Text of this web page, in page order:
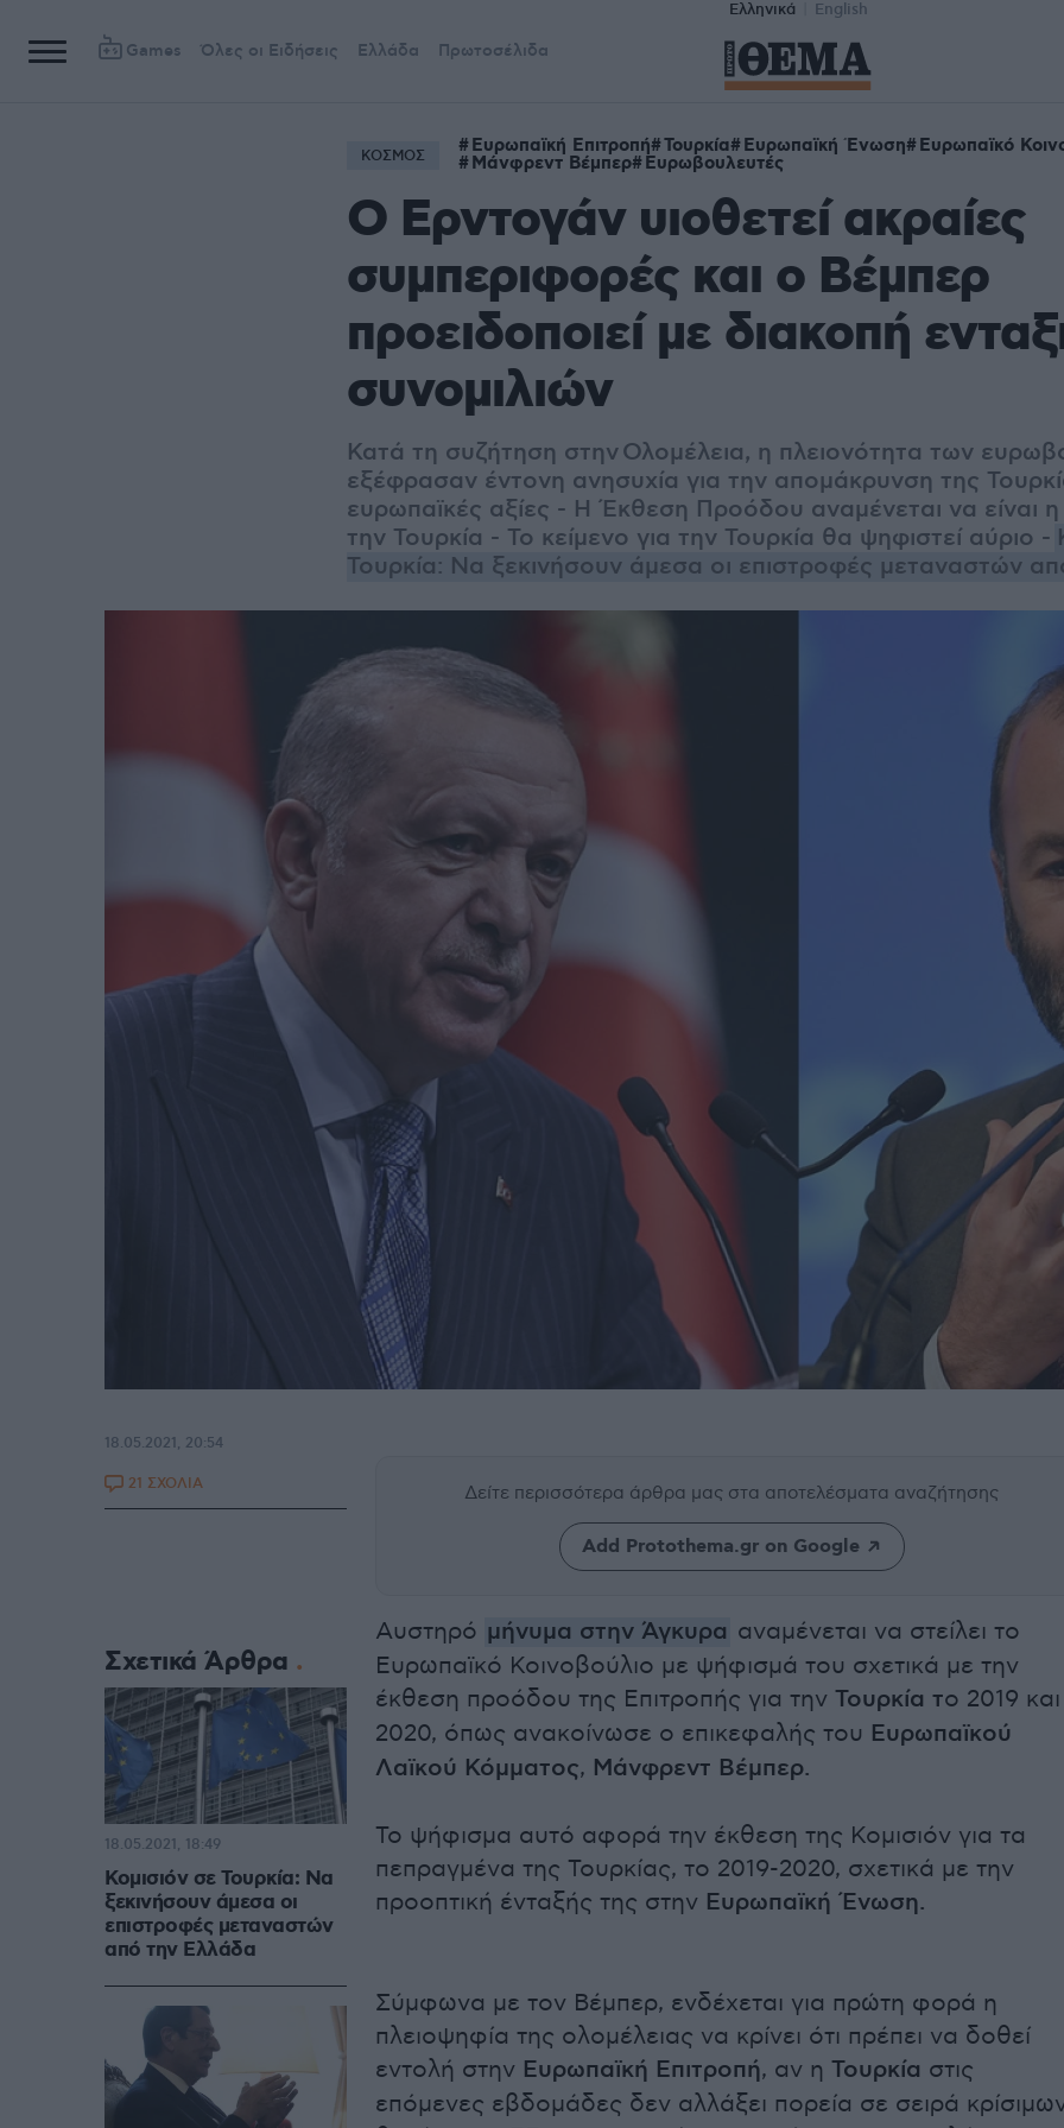
Ελληνικά English
Games Όλες οι Ειδήσεις Ελλάδα Πρωτοσέλιδα
ΚΟΣΜΟΣ Ευρωπαϊκή Επιτροπή Τουρκία Ευρωπαϊκή Ένωση Ευρωπαϊκό
Μάνφρεντ Βέμπερ Ευρωβουλευτές
O Ερντογάν υιοθετεί ακραίες
συμπεριφορές και ο Βέμπερ
προειδοποιεί με διακοπή
συνομιλιών
Κατά τη συζήτηση στην Ολομέλεια, η πλειονότητα των
εξέφρασαν έντονη ανησυχία για την απομάκρυνση της
ευρωπαϊκές αξίες - Η Έκθεση Προόδου αναμένεται να είναι η
την Τουρκία - Το κείμενο για την Τουρκία θα ψηφιστεί αύριο -
Τουρκία: Να ξεκινήσουν άμεσα οι επιστροφές μεταναστών
Δείτε περισσότερα άρθρα μας στα αποτελέσματα αναζήτησης
Add Protothema.gr on Google
Αυστηρό μήνυμα στην Άγκυρα αναμένεται να στείλει το
Ευρωπαϊκό Κοινοβούλιο με ψήφισμά του σχετικά με την
έκθεση προόδου της Επιτροπής για την Τουρκία το 2019 και
2020, όπως ανακοίνωσε ο επικεφαλής του Ευρωπαϊκού
Λαϊκού Κόμματος, Μάνφρεντ Βέμπερ.
Το ψήφισμα αυτό αφορά την έκθεση της Κομισιόν για τα
πεπραγμένα της Τουρκίας, το 2019-2020, σχετικά με την
προοπτική ένταξής της στην Ευρωπαϊκή Ένωση.
Σύμφωνα με τον Βέμπερ, ενδέχεται για πρώτη φορά η
πλειοψηφία της ολομέλειας να κρίνει ότι πρέπει να δοθεί
εντολή στην Ευρωπαϊκή Επιτροπή, αν η Τουρκία στις
επόμενες εβδομάδες δεν αλλάξει πορεία σε σειρά
18.05.2021, 20:54
21 ΣΧΟΛΙΑ
Σχετικά Άρθρα
Κομισιόν σε Τουρκία: Να
ξεκινήσουν άμεσα οι
επιστροφές μεταναστών
από την Ελλάδα
18.05.2021, 18:49